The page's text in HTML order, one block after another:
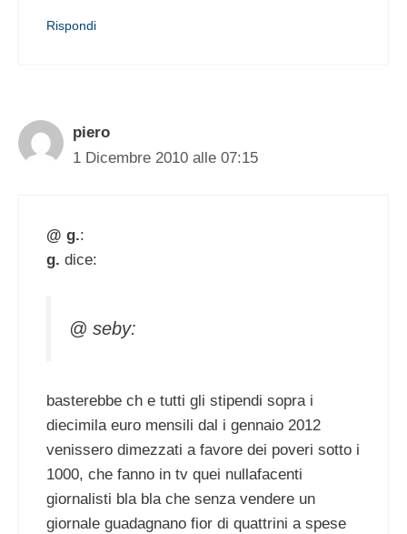
Rispondi
piero
1 Dicembre 2010 alle 07:15
@ g.:
g. dice:
@ seby:
basterebbe ch e tutti gli stipendi sopra i
diecimila euro mensili dal i gennaio 2012
venissero dimezzati a favore dei poveri sotto i
1000, che fanno in tv quei nullafacenti
giornalisti bla bla che senza vendere un
giornale guadagnano fior di quattrini a spese